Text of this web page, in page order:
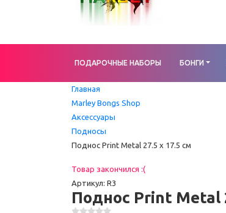
ПОДАРОЧНЫЕ НАБОРЫ БОНГИ
Главная
Marley Bongs Shop
Аксессуары
Подносы
Поднос Print Metal 27.5 x 17.5 см
Товар закончился :(
Артикул: R3
Поднос Print Metal